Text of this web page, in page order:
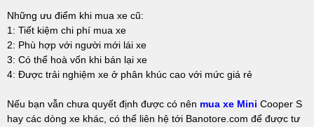
Những ưu điểm khi mua xe cũ:
1: Tiết kiệm chi phí mua xe
2: Phù hợp với người mới lái xe
3: Có thể hoà vốn khi bán lại xe
4: Được trải nghiệm xe ở phân khúc cao với mức giá rẻ
Nếu bạn vẫn chưa quyết định được có nên mua xe Mini Cooper S
hay các dòng xe khác, có thể liên hệ tới Banotore.com để được tư